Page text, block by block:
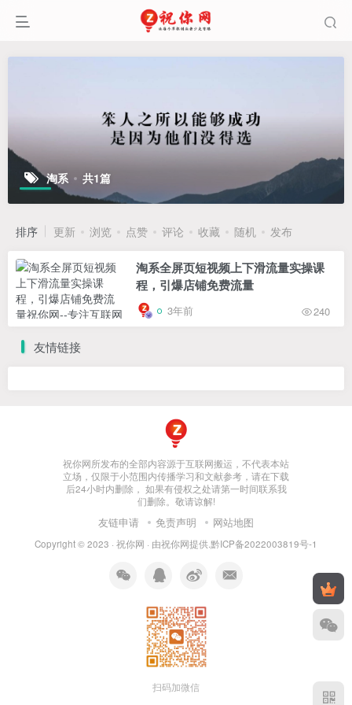
淘系 共1篇
排序 更新 浏览 点赞 评论 收藏 随机 发布
淘系全屏页短视频上下滑流量实操课
程，引爆店铺免费流量
3年前 240
友情链接
祝你网所发布的全部内容源于互联网搬运，不代表本站
立场，仅限于小范围内传播学习和文献参考，请在下载
后24小时内删除， 如果有侵权之处请第一时间联系我
们删除。敬请谅解!
友链申请 免责声明 网站地图
Copyright © 2023 · 祝你网 · 由祝你网提供.黔ICP备2022003819号-1
扫码加微信